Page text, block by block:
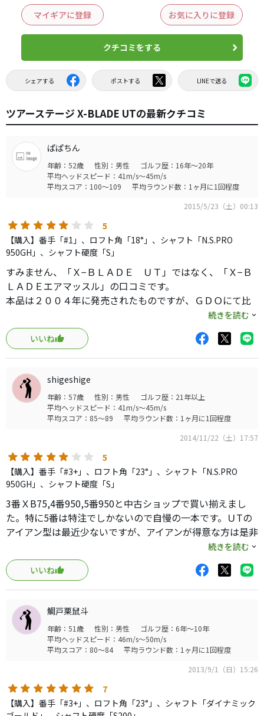
マイギアに登録 お気に入りに登録
クチコミをする
シェアする ポストする LINEで送る
ツアーステージ X-BLADE UTの最新クチコミ
ぱぱちん
年齢：52歳 性別：男性
ゴルフ歴：16年～20年
平均ヘッドスピード：41m/s～45m/s
平均スコア：100～109
平均ラウンド数：1ヶ月に1回程度
2015/5/23（土）00:13
5
【購入】番手「#1」、ロフト角「18°」、シャフト「N.S.PRO
950GH」、シャフト硬度「S」
すみません、「Ｘ−ＢＬＡＤＥ ＵＴ」ではなく、「Ｘ−Ｂ
ＬＡＤＥエアマッスル」の口コミです。
本品は２００４年に発売されたものですが、ＧＤＯにて比
較的使用感が少ない本品を見掛け（グリップも当時の純正
品がそのまま付いていたので、あまり使用せず保管されて
いた物かと。）、こちらの口コミでいつも参考にさせてい
ただいているＤＥＩＯＮ様が絶賛されていたこともあり購
入致しました。
ヘッド形状は、マッスルバックアイアンをボテッとさせた
様ですが、グースも軽く入っていることと、ライ角が５８
度と最近のブリヂストンのクラブにしてはややフラットで
打感は、芯を食った時は現在使用中のピンＧ２５アイアン
よりも良いくらいで、フェースにボールが吸い付くような
打感が味わえます。
購入したものは＃２（１８°）と自分の腕では歯が立たない
ことも想像していましたが、最近のアイアン型ＵＴよりも
短いクラブ長（３９．２５インチ）のためミートしやす
く、低目の強弾道が出ています。
なかなか手強いＵＴであることは間違いないのですが、打
っていてとても楽しく、また、これまであまり上手く打て
なかったキャロウェイ「Ｘ ＵＴ プロトタイプアイアン」
じるようになってきて、うれしい相乗効果となりました。
続きを読む
いいね
shigeshige
年齢：57歳 性別：男性
ゴルフ歴：21年以上
平均ヘッドスピード：41m/s～45m/s
平均スコア：85～89
平均ラウンド数：1ヶ月に1回程度
2014/11/22（土）17:57
5
【購入】番手「#3+」、ロフト角「23°」、シャフト「N.S.PRO
950GH」、シャフト硬度「S」
3番ＸB75,4番950,5番950と中古ショップで買い揃えまし
た。特に5番は特注でしかないので自慢の一本です。ＵTの
アイアン型は最近少ないですが、アイアンが得意な方は是非
使ってみて欲しい一本です。NS PRO950GHはなんとも相性
が良く非常に素晴らしいと思います。
続きを読む
いいね
鯛戸栗鼠斗
年齢：51歳 性別：男性
ゴルフ歴：6年～10年
平均ヘッドスピード：46m/s～50m/s
平均スコア：80～84
平均ラウンド数：1ヶ月に1回程度
2013/9/1（日）15:26
7
【購入】番手「#3+」、ロフト角「23°」、シャフト「ダイナミック